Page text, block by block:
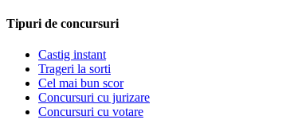
Tipuri de concursuri
Castig instant
Trageri la sorti
Cel mai bun scor
Concursuri cu jurizare
Concursuri cu votare